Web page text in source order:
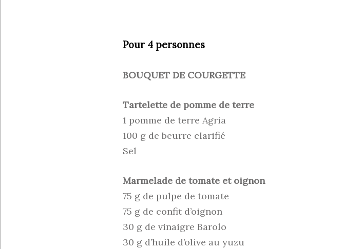
Pour 4 personnes
BOUQUET DE COURGETTE
Tartelette de pomme de terre
1 pomme de terre Agria
100 g de beurre clarifié
Sel
Marmelade de tomate et oignon
75 g de pulpe de tomate
75 g de confit d’oignon
30 g de vinaigre Barolo
30 g d’huile d’olive au yuzu